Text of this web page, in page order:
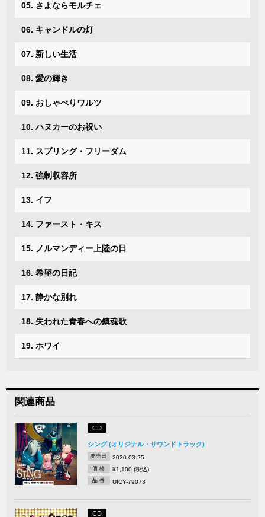
05. さよならモルチェ
06. キャンドルの灯
07. 新しい生活
08. 愛の輝き
09. おしゃべりワルツ
10. ハヌカーのお祝い
11. スプリング・フリーダム
12. 強制収容所
13. イフ
14. ファースト・キス
15. ノルマンディー上陸の日
16. 希望の日記
17. 静かな別れ
18. 失われた青春への鎮魂歌
19. ホワイ
関連商品
CD
シング (オリジナル・サウンドトラック)
発売日 2020.03.25
価 格 ¥1,100 (税込)
品 番 UICY-79073
CD